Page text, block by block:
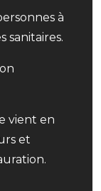
à
sanitaires.
vient en
et